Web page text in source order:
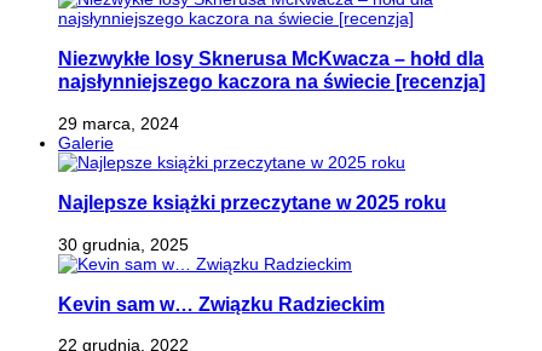
Niezwykłe losy Sknerusa McKwacza – hołd dla
najsłynniejszego kaczora na świecie [recenzja]
29 marca, 2024
Galerie
Najlepsze książki przeczytane w 2025 roku
30 grudnia, 2025
Kevin sam w… Związku Radzieckim
22 grudnia, 2022